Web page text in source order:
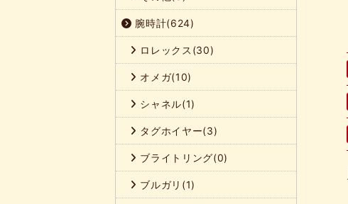
腕時計(624)
ロレックス(30)
オメガ(10)
シャネル(1)
タグホイヤー(3)
ブライトリング(0)
ブルガリ(1)